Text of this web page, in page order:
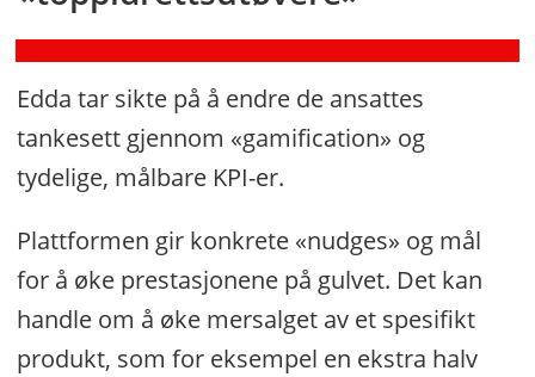
utvikling
Edda tar sikte på å endre de ansattes
tankesett gjennom «gamification» og
tydelige, målbare KPI-er.
Plattformen gir konkrete «nudges» og mål
for å øke prestasjonene på gulvet. Det kan
handle om å øke mersalget av et spesifikt
produkt, som for eksempel en ekstra halv